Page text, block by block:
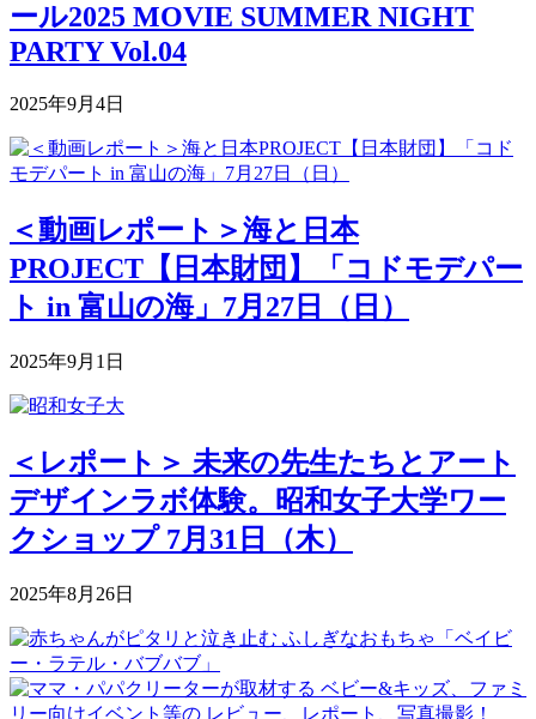
ール2025 MOVIE SUMMER NIGHT
PARTY Vol.04
2025年9月4日
＜動画レポート＞海と日本
PROJECT【日本財団】「コドモデパー
ト in 富山の海」7月27日（日）
2025年9月1日
＜レポート＞ 未来の先生たちとアート
デザインラボ体験。昭和女子大学ワー
クショップ 7月31日（木）
2025年8月26日